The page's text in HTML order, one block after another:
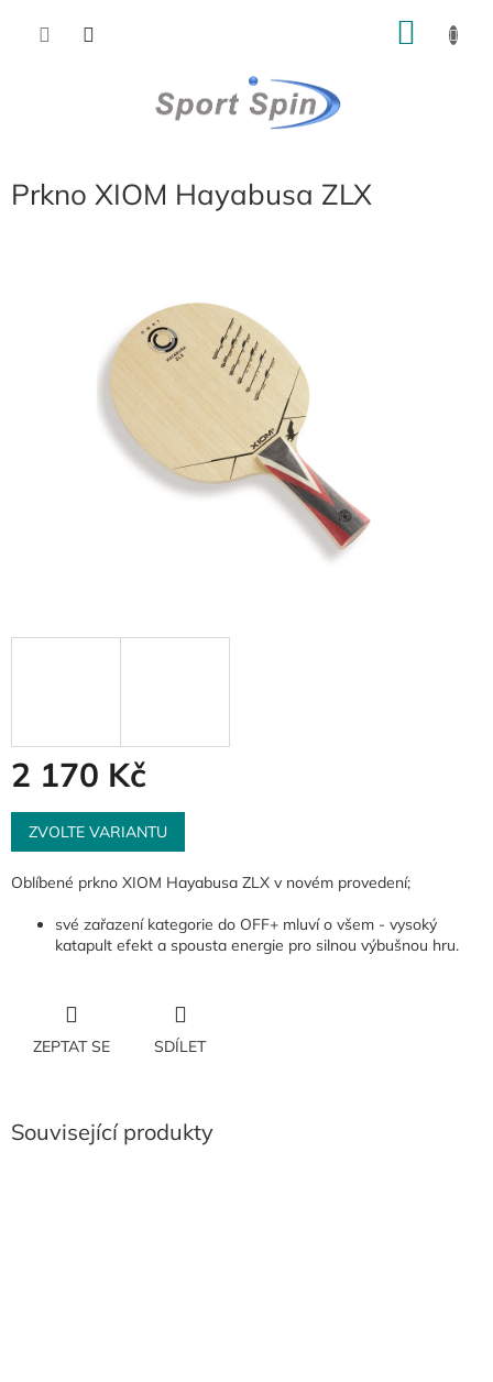
Prkno XIOM Hayabusa ZLX
2 170 Kč
Měrná
cena:
ZVOLTE VARIANTU
Oblíbené prkno XIOM Hayabusa ZLX v novém provedení;
své zařazení kategorie do OFF+ mluví o všem - vysoký
katapult efekt a spousta energie pro silnou výbušnou hru.
ZEPTAT SE SDÍLET
Související produkty